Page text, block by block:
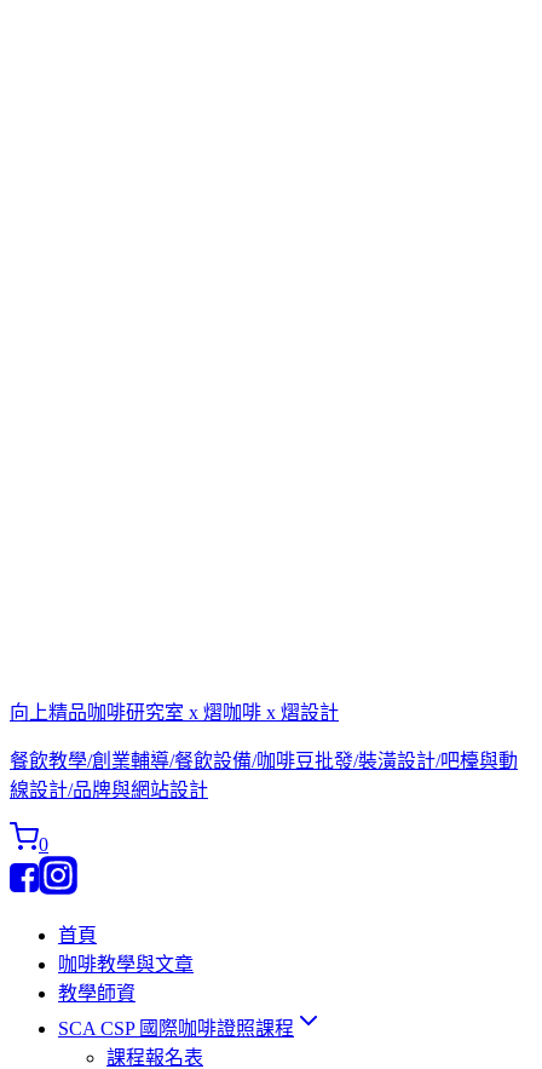
向上精品咖啡研究室 x 熠咖啡 x 熠設計
餐飲教學/創業輔導/餐飲設備/咖啡豆批發/裝潢設計/吧檯與動
線設計/品牌與網站設計
0
首頁
咖啡教學與文章
教學師資
SCA CSP 國際咖啡證照課程
課程報名表